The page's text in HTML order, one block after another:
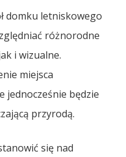
domku letniskowego
różnorodne
i wizualne.
miejsca
jednocześnie będzie
przyrodą.
się nad